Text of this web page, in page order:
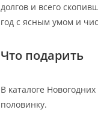
долгов и всего
год с ясным умом и
Что подарить
В каталоге
половинку.